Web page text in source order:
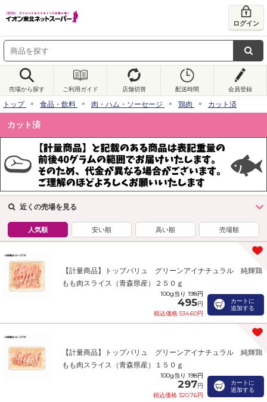
ログイン
売場から探す ご利用ガイド 店舗切替 配送時間 会員登録
トップ 食品・飲料 肉・ハム・ソーセージ 鶏肉 カット済
カット済
近くの売場を見る
人気順 安い順 高い順 売場順
【計量商品】トップバリュ グリーンアイナチュラル 純輝鶏
もも肉スライス（青森県産）２５０ｇ
100g当り 198円
495円
税込価格 534.60円
カートに
追加する
【計量商品】トップバリュ グリーンアイナチュラル 純輝鶏
もも肉スライス（青森県産）１５０ｇ
100g当り 198円
297円
税込価格 320.76円
カートに
追加する